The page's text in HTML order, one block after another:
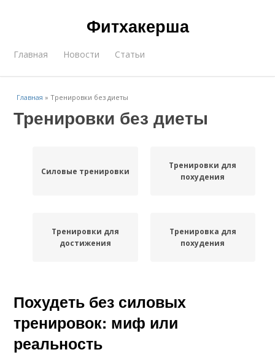
Фитхакерша
Главная Новости Статьи
Главная »Тренировки без диеты
Тренировки без диеты
Силовые тренировки
Тренировки для
похудения
Тренировки для
достижения
Тренировка для
похудения
Похудеть без силовых
тренировок: миф или
реальность